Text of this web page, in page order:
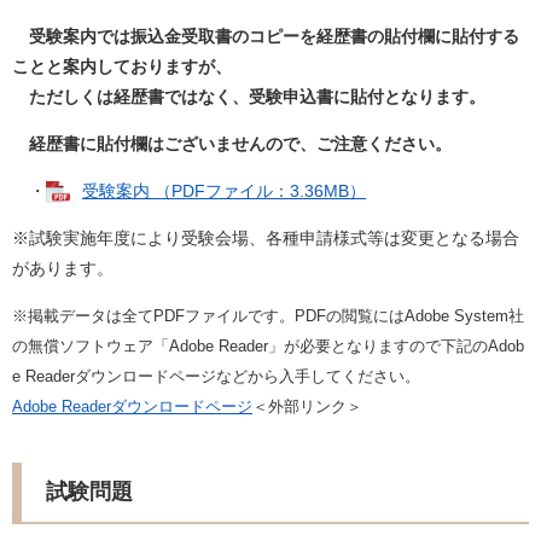
受験案内では振込金受取書のコピーを経歴書の貼付欄に貼付する
ことと案内しておりますが、
ただしくは経歴書ではなく、受験申込書に貼付となります。
経歴書に貼付欄はございませんので、ご注意ください。
・ 受験案内 （PDFファイル：3.36MB）
※試験実施年度により受験会場、各種申請様式等は変更となる場合
があります。
※掲載データは全てPDFファイルです。PDFの閲覧にはAdobe System社
の無償ソフトウェア「Adobe Reader」が必要となりますので下記のAdob
e Readerダウンロードページなどから入手してください。
Adobe Readerダウンロードページ ＜外部リンク＞
試験問題